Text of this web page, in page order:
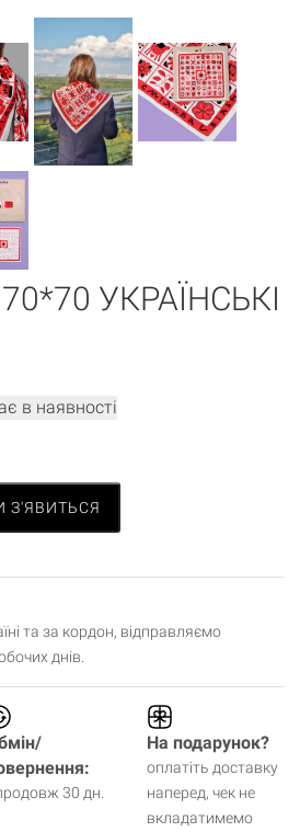
УКРАЇНСЬКІ
в наявності
З'ЯВИТЬСЯ
та за кордон, відправляємо
днів.
30 дн.
На подарунок?
оплатіть доставку
наперед, чек не
вкладатимемо